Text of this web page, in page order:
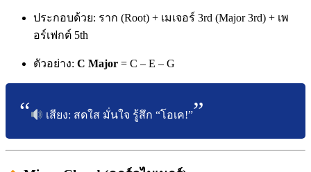
ประกอบด้วย: ราก (Root) + เมเจอร์ 3rd (Major 3rd) + เพ
อร์เฟกต์ 5th
ตัวอย่าง: C Major = C – E – G
เสียง: สดใส มั่นใจ รู้สึก “โอเค!”